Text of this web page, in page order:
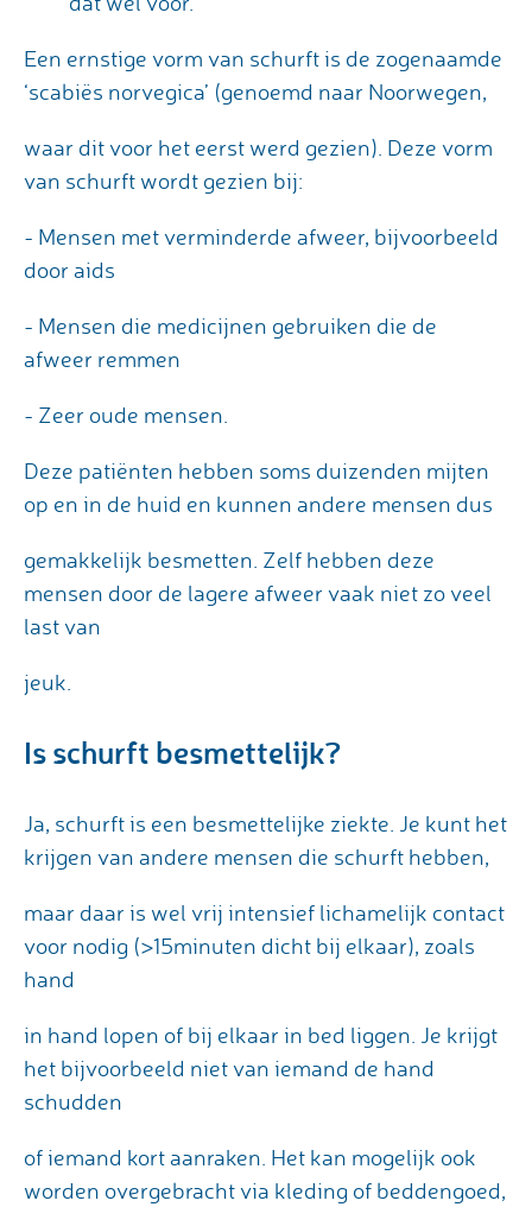
Een ernstige vorm van schurft is de zogenaamde
‘scabiës norvegica’ (genoemd naar Noorwegen,
waar dit voor het eerst werd gezien). Deze vorm
van schurft wordt gezien bij:
- Mensen met verminderde afweer, bijvoorbeeld
door aids
- Mensen die medicijnen gebruiken die de
afweer remmen
- Zeer oude mensen.
Deze patiënten hebben soms duizenden mijten
op en in de huid en kunnen andere mensen dus
gemakkelijk besmetten. Zelf hebben deze
mensen door de lagere afweer vaak niet zo veel
last van
jeuk.
Is schurft besmettelijk?
Ja, schurft is een besmettelijke ziekte. Je kunt het
krijgen van andere mensen die schurft hebben,
maar daar is wel vrij intensief lichamelijk contact
voor nodig (>15minuten dicht bij elkaar), zoals
hand
in hand lopen of bij elkaar in bed liggen. Je krijgt
het bijvoorbeeld niet van iemand de hand
schudden
of iemand kort aanraken. Het kan mogelijk ook
worden overgebracht via kleding of beddengoed,